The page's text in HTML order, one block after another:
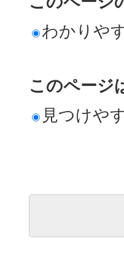
わかりや
このページ
見つけや